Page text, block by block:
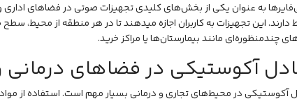
به عنوان یکی از بخش‌های کلیدی تجهیزات صوتی در فضاهای
دارند. این تجهیزات به کاربران اجازه میدهند تا در هر منطقه از محیط، سطح
چندمنظوره‌ای مانند بیمارستان‌ها یا مراکز خرید.
آکوستیکی در فضاهای درمانی
آکوستیکی در محیط‌های تجاری و درمانی بسیار مهم است. استفاده از